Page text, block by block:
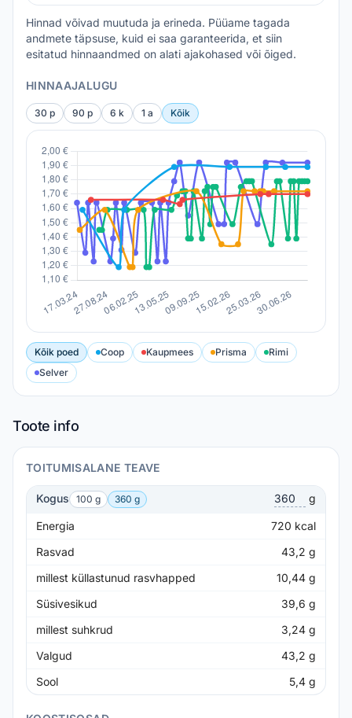
Hinnad võivad muutuda ja erineda. Püüame tagada
andmete täpsuse, kuid ei saa garanteerida, et siin
esitatud hinnaandmed on alati ajakohased või õiged.
HINNAAJALUGU
30 p 90 p 6 k 1 a Kõik
Kõik poed Coop Kaupmees Prisma
Rimi
Selver
Toote info
TOITUMISALANE TEAVE
Kogus 100 g 360 g g
Energia 720 kcal
Rasvad
43,2 g
millest küllastunud rasvhapped
10,44 g
Süsivesikud
39,6 g
millest suhkrud
3,24 g
Valgud
43,2 g
Sool
5,4 g